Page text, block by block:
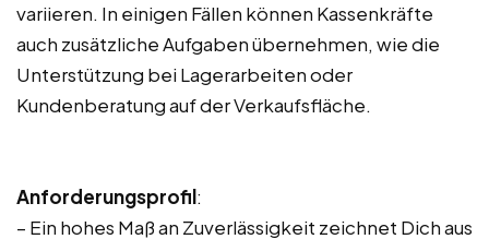
variieren. In einigen Fällen können Kassenkräfte
auch zusätzliche Aufgaben übernehmen, wie die
Unterstützung bei Lagerarbeiten oder
Kundenberatung auf der Verkaufsfläche.
Anforderungsprofil:
– Ein hohes Maß an Zuverlässigkeit zeichnet Dich aus